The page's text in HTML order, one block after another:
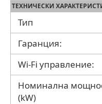
ТЕХНИЧЕСКИ
Тип
Гаранция:
Wi-Fi управление:
Номинална
(kW)